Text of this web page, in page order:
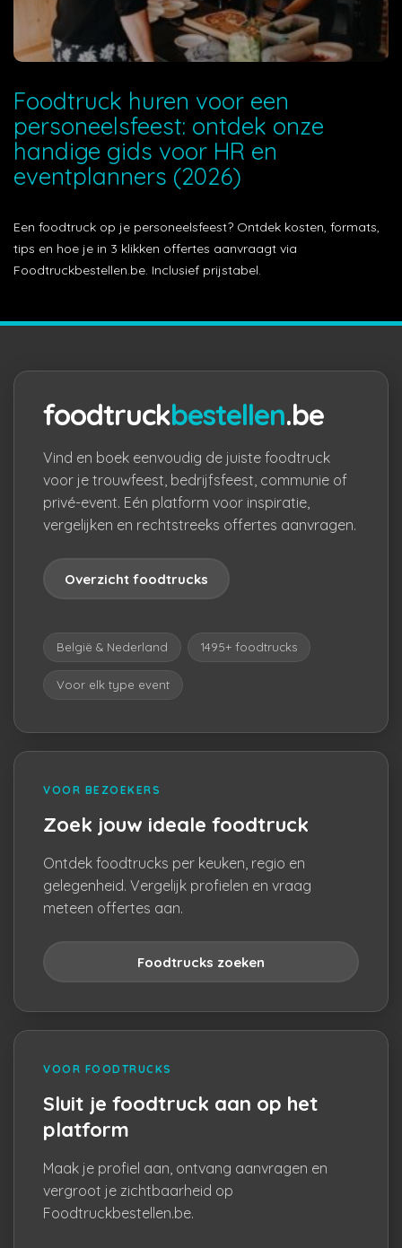
Foodtruck huren voor een
personeelsfeest: ontdek onze
handige gids voor HR en
eventplanners (2026)
Een foodtruck op je personeelsfeest? Ontdek kosten, formats,
tips en hoe je in 3 klikken offertes aanvraagt via
Foodtruckbestellen.be. Inclusief prijstabel.
foodtruckbestellen.be
Vind en boek eenvoudig de juiste foodtruck
voor je trouwfeest, bedrijfsfeest, communie of
privé-event. Eén platform voor inspiratie,
vergelijken en rechtstreeks offertes aanvragen.
Overzicht foodtrucks
België & Nederland 1495+ foodtrucks
Voor elk type event
VOOR BEZOEKERS
Zoek jouw ideale foodtruck
Ontdek foodtrucks per keuken, regio en
gelegenheid. Vergelijk profielen en vraag
meteen offertes aan.
Foodtrucks zoeken
VOOR FOODTRUCKS
Sluit je foodtruck aan op het
platform
Maak je profiel aan, ontvang aanvragen en
vergroot je zichtbaarheid op
Foodtruckbestellen.be.